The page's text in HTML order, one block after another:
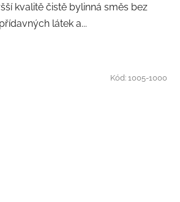
kvalitě čistě bylinná směs bez
přídavných látek a...
Kód:1005-1000